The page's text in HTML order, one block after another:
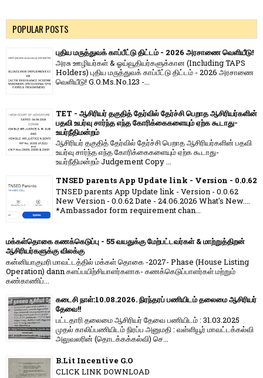
POPULAR POSTS
புதிய மருத்துவக் காப்பீட்டு திட்டம் - 2026 அரசாணை வெளியீடு!
அரசு ஊழியர்கள் & ஓய்வூதியர்களுக்கான (Including TAPS
Holders) புதிய மருத்துவக் காப்பீட்டு திட்டம் - 2026 அரசாணை
வெளியீடு! G.O.Ms.No.123 -...
TET - ஆசிரியர் தகுதித் தேர்வில் தேர்ச்சி பெறாத ஆசிரியர்களின்
பதவி உயர்வு சார்ந்த எந்த கோரிக்கைகளையும் ஏற்க கூடாது-
உயர்நீதிமன்றம்
ஆசிரியர் தகுதித் தேர்வில் தேர்ச்சி பெறாத ஆசிரியர்களின் பதவி
உயர்வு சார்ந்த எந்த கோரிக்கைகளையும் ஏற்க கூடாது-
உயர்நீதிமன்றம் Judgement Copy ...
TNSED parents App Update link - Version - 0.0.62
TNSED parents App Update link - Version - 0.0.62
New Version - 0.0.62 Date - 24.06.2026 What's New....
*Ambassador form requirement chan...
மக்கள்தொகை கணக்கெடுப்பு - 55 வயதுக்கு மேற்பட்டவர்கள் & மாற்றுத்திறன்
ஆசிரியர்களுக்கு விலக்கு
கன்னியாகுமரி மாவட்டத்தில் மக்கள் தொகை -2027- Phase (House Listing
Operation) dann களப்பயிற்சியாளர்களாக- கணக்கெடுப்பாளர்கள் மற்றும்
கண்காணிப்...
கடைசி நாள்:10.08.2026. நிரந்தரப் பணியிடம் தலைமை ஆசிரியர்
தேவை!!
பட்டதாரி தலைமை ஆசிரியர் தேவை பணியிடம் : 31.03.2025
முதல் காலிப்பணியிடம் நிரப்ப அனுமதி : வள்ளியூர் மாவட்டக்கல்வி
அலுவலரின் (தொடக்கக்கல்வி) செ...
B.Lit Incentive G.O
CLICK LINK DOWNLOAD